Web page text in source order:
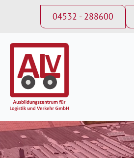
04532 - 288600